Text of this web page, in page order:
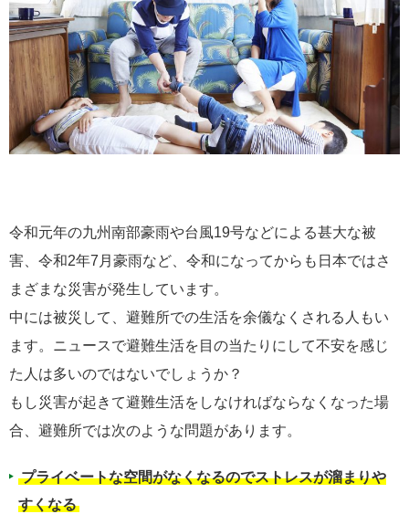
令和元年の九州南部豪雨や台風19号などによる甚大な被
害、令和2年7月豪雨など、令和になってからも日本ではさ
まざまな災害が発生しています。
中には被災して、避難所での生活を余儀なくされる人もい
ます。ニュースで避難生活を目の当たりにして不安を感じ
た人は多いのではないでしょうか？
もし災害が起きて避難生活をしなければならなくなった場
合、避難所では次のような問題があります。
プライベートな空間がなくなるのでストレスが溜まりや
すくなる